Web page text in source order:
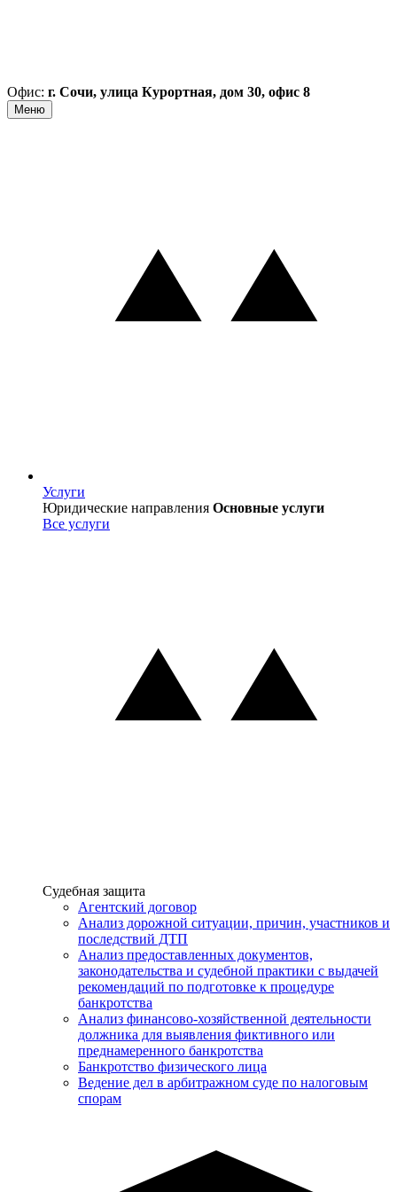
Офис: г. Сочи, улица Курортная, дом 30, офис 8
Меню
Услуги
Услуги
Юридические направления Основные услуги
Все услуги
Услуги
Судебная защита
Агентский договор
Анализ дорожной ситуации, причин, участников и
последствий ДТП
Анализ предоставленных документов,
законодательства и судебной практики с выдачей
рекомендаций по подготовке к процедуре
банкротства
Анализ финансово-хозяйственной деятельности
должника для выявления фиктивного или
преднамеренного банкротства
Банкротство физического лица
Ведение дел в арбитражном суде по налоговым
спорам